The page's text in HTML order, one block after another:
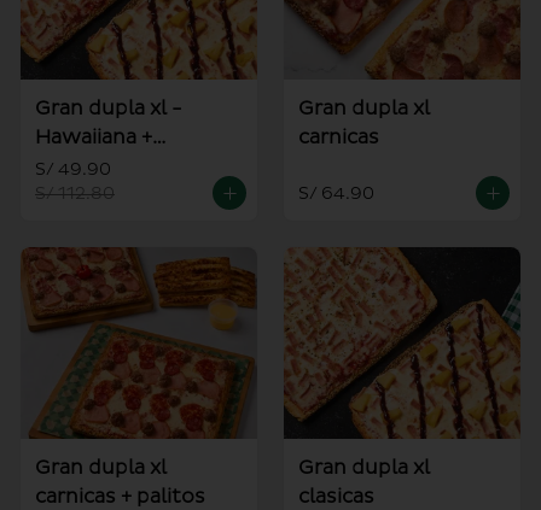
Gran dupla xl -
Hawaiiana +
Americana
S/ 49.90
S/ 112.80
Gran dupla xl
carnicas
S/ 64.90
Gran dupla xl
carnicas + palitos
Gran dupla xl
clasicas